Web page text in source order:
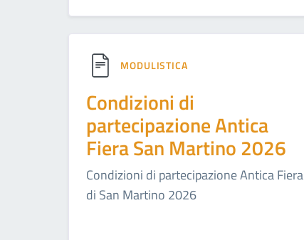
MODULISTICA
Condizioni di
partecipazione Antica
Fiera San Martino 2026
Condizioni di partecipazione Antica Fiera
di San Martino 2026